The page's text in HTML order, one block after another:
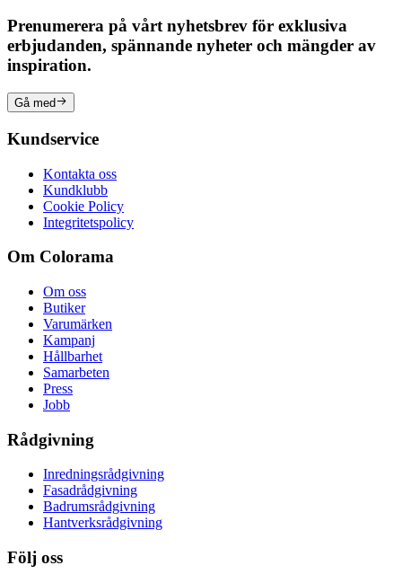
Prenumerera på vårt nyhetsbrev för exklusiva
erbjudanden, spännande nyheter och mängder av
inspiration.
Gå med
Kundservice
Kontakta oss
Kundklubb
Cookie Policy
Integritetspolicy
Om Colorama
Om oss
Butiker
Varumärken
Kampanj
Hållbarhet
Samarbeten
Press
Jobb
Rådgivning
Inredningsrådgivning
Fasadrådgivning
Badrumsrådgivning
Hantverksrådgivning
Följ oss